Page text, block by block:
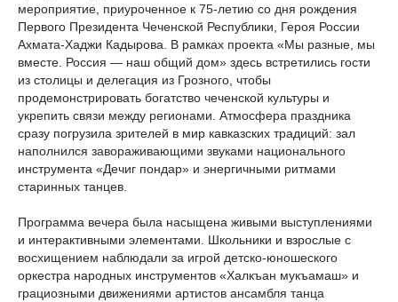
мероприятие, приуроченное к 75-летию со дня рождения
Первого Президента Чеченской Республики, Героя России
Ахмата-Хаджи Кадырова. В рамках проекта «Мы разные, мы
вместе. Россия — наш общий дом» здесь встретились гости
из столицы и делегация из Грозного, чтобы
продемонстрировать богатство чеченской культуры и
укрепить связи между регионами. Атмосфера праздника
сразу погрузила зрителей в мир кавказских традиций: зал
наполнился завораживающими звуками национального
инструмента «Дечиг пондар» и энергичными ритмами
старинных танцев.
Программа вечера была насыщена живыми выступлениями
и интерактивными элементами. Школьники и взрослые с
восхищением наблюдали за игрой детско-юношеского
оркестра народных инструментов «Халкъан мукъамаш» и
грациозными движениями артистов ансамбля танца